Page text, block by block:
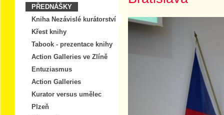
PŘEDNÁŠKY
Kniha Nezávislé kurátorství
Křest knihy
Tabook - prezentace knihy
Action Galleries ve Zlíně
Entuziasmus
Action Galleries
Kurator versus umělec
Plzeň